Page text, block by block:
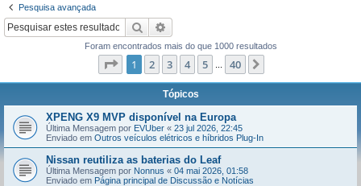
Pesquisa avançada
Pesquisar
Foram encontrados mais do que 1000 resultados
Página de 40
1 2 3 4 5 40
Tópicos
XPENG X9 MVP disponível na Europa
Última Mensagem por EVUber « 23 jul 2026, 22:45
Enviado em Outros veículos elétricos e híbridos Plug-In
Nissan reutiliza as baterias do Leaf
Última Mensagem por Nonnus « 04 mai 2026, 01:58
Enviado em Página principal de Discussão e Notícias